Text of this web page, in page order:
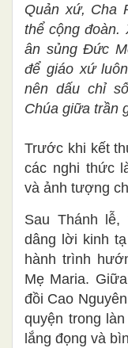
Quản xứ, Cha
thể cộng đoàn.
ân sủng Đức
để giáo xứ
nên dấu chỉ
Chúa giữa trần
Trước khi kết
các nghi thức
và ảnh tượng
Sau Thánh lễ,
dâng lời kinh
hành trình
Mẹ Maria.
đồi Cao
quyện trong
lắng đọng và